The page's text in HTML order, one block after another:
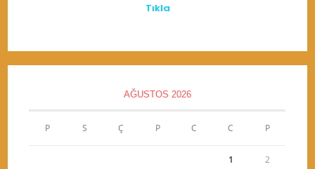
Tıkla
AĞUSTOS 2026
P S Ç P C C P
1 2